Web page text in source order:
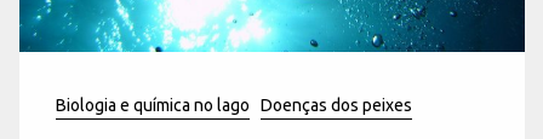
Biologia e química no lago Doenças dos peixes